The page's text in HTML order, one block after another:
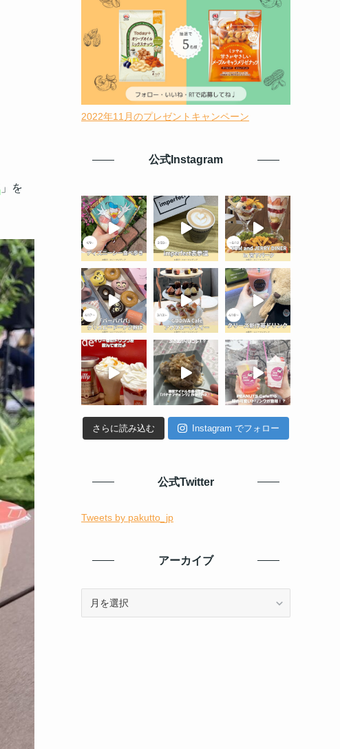
」を
2022年11月のプレゼントキャンペーン
公式Instagram
さらに読み込む Instagram でフォロー
公式Twitter
Tweets by pakutto_jp
アーカイブ